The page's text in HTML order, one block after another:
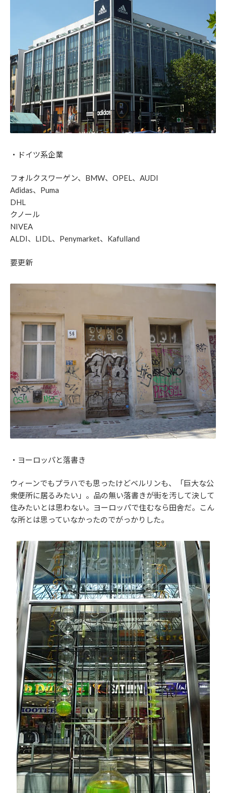
・ドイツ系企業
フォルクスワーゲン、BMW、OPEL、AUDI
Adidas、Puma
DHL
クノール
NIVEA
ALDI、LIDL、Penymarket、Kafulland
要更新
・ヨーロッパと落書き
ウィーンでもプラハでも思ったけどベルリンも、「巨大な公
衆便所に居るみたい」。品の無い落書きが街を汚して決して
住みたいとは思わない。ヨーロッパで住むなら田舎だ。こん
な所とは思っていなかったのでがっかりした。